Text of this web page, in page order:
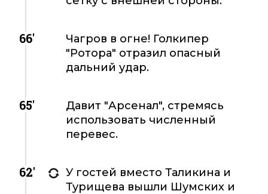
66'
Чагров в огне! Голкипер
"Ротора" отразил опасный
дальний удар.
65'
Давит "Арсенал", стремясь
использовать численный
перевес.
62'
У гостей вместо Таликина и
Турищева вышли Шумских и